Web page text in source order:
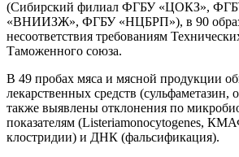
(Сибирский филиал ФГБУ «ЦОКЗ»,
«ВНИИЗЖ», ФГБУ «НЦБРП»), в 90
несоответствия требованиям
Таможенного союза.
В 49 пробах мяса и мясной продукции
лекарственных средств (сульфаметазин,
также выявлены отклонения по
показателям (Listeriamonocytogenes,
клостридии) и ДНК (фальсификация).